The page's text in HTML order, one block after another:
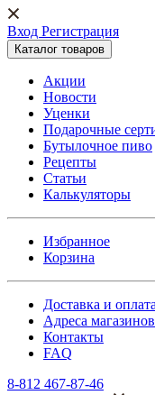
Вход Регистрация
Каталог товаров
Акции
Новости
Уценки
Подарочные
Бутылочное пиво
Рецепты
Статьи
Калькуляторы
Избранное
Корзина
Доставка и оплата
Адреса магазинов
Контакты
FAQ
8-812 467-87-46